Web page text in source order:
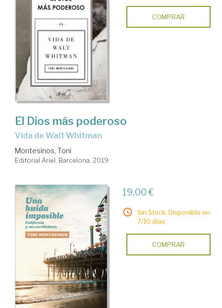
COMPRAR
El Dios más poderoso
vida de Walt Whitman
Montesinos, Toni
Editorial Ariel. Barcelona, 2019
19,00 €
Sin Stock. Disponible en
7/10 días.
COMPRAR